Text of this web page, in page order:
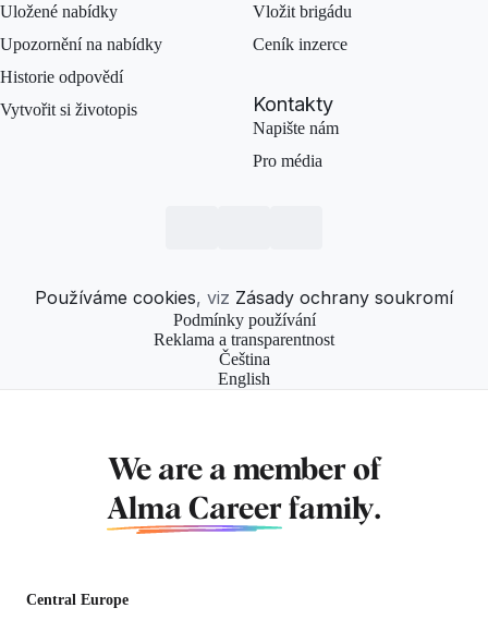
Uložené nabídky
Upozornění na nabídky
Historie odpovědí
Vytvořit si životopis
Vložit brigádu
Ceník inzerce
Kontakty
Napište nám
Pro média
Používáme cookies, viz Zásady ochrany soukromí
Podmínky používání
Reklama a transparentnost
Čeština
English
We are a member of
Alma Career family.
Central Europe